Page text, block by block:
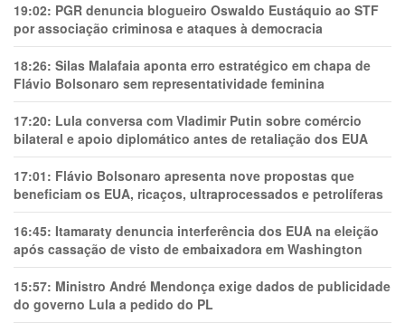
19:02: PGR denuncia blogueiro Oswaldo Eustáquio ao STF
por associação criminosa e ataques à democracia
18:26: Silas Malafaia aponta erro estratégico em chapa de
Flávio Bolsonaro sem representatividade feminina
17:20: Lula conversa com Vladimir Putin sobre comércio
bilateral e apoio diplomático antes de retaliação dos EUA
17:01: Flávio Bolsonaro apresenta nove propostas que
beneficiam os EUA, ricaços, ultraprocessados e petrolíferas
16:45: Itamaraty denuncia interferência dos EUA na eleição
após cassação de visto de embaixadora em Washington
15:57: Ministro André Mendonça exige dados de publicidade
do governo Lula a pedido do PL